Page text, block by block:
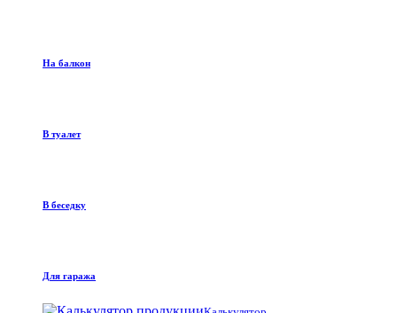
На балкон
В туалет
В беседку
Для гаража